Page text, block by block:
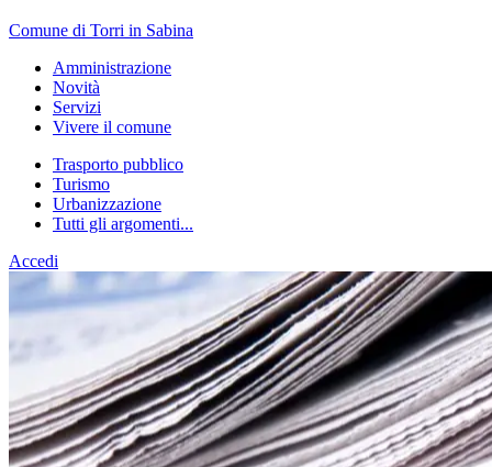
Comune di Torri in Sabina
Amministrazione
Novità
Servizi
Vivere il comune
Trasporto pubblico
Turismo
Urbanizzazione
Tutti gli argomenti...
Accedi